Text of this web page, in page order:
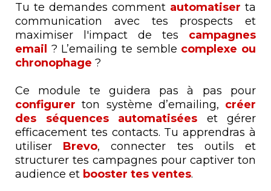
Tu te demandes comment automatiser ta
communication avec tes prospects et
maximiser l'impact de tes campagnes
email ? L’emailing te semble complexe ou
chronophage ?
Ce module te guidera pas à pas pour
configurer ton système d’emailing, créer
des séquences automatisées et gérer
efficacement tes contacts. Tu apprendras à
utiliser Brevo, connecter tes outils et
structurer tes campagnes pour captiver ton
audience et booster tes ventes.